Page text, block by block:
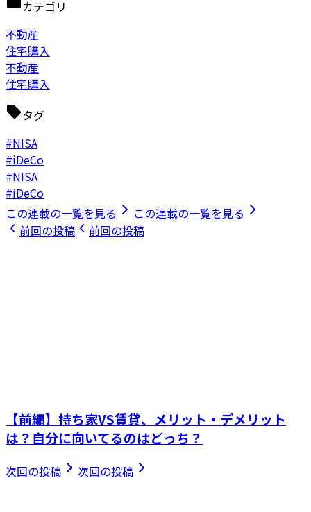
カテゴリ
不動産
住宅購入
不動産
住宅購入
タグ
#NISA
#iDeCo
#NISA
#iDeCo
この連載の一覧を見る
この連載の一覧を見る
前回の投稿
前回の投稿
【前編】持ち家VS賃貸、メリット・デメリット
は？自分に向いてるのはどっち？
次回の投稿 次回の投稿